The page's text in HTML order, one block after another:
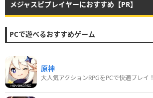
メジャスピプレイヤーにおすすめ【PR】
PCで遊べるおすすめゲーム
原神
大人気アクションRPGをPCで快適プレイ！